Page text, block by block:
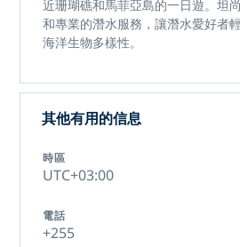
近珊瑚礁和馬菲亞島的一日遊。坦
和專業的潛水服務，讓潛水愛好者
海洋生物多樣性。
其他有用的信息
時區
UTC+03:00
電話
+255